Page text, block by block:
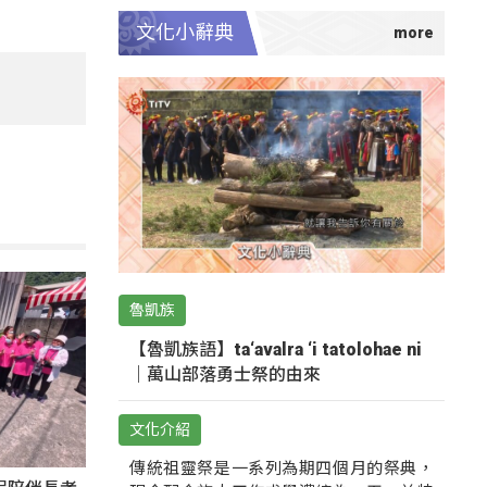
文化小辭典
魯凱族
【魯凱族語】ta‘avalra ‘i tatolohae ni
｜萬山部落勇士祭的由來
文化介紹
傳統祖靈祭是一系列為期四個月的祭典，